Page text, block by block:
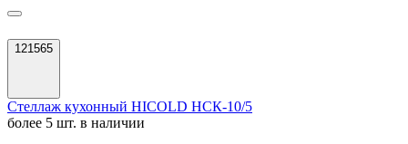
121565
Стеллаж кухонный HICOLD НСК-10/5
более 5 шт. в наличии